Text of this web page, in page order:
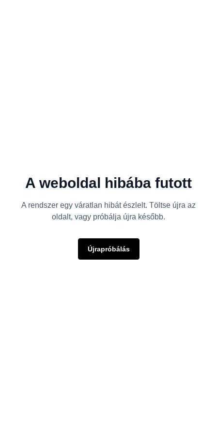
A weboldal hibába futott
A rendszer egy váratlan hibát észlelt. Töltse újra az
oldalt, vagy próbálja újra később.
Újrapróbálás